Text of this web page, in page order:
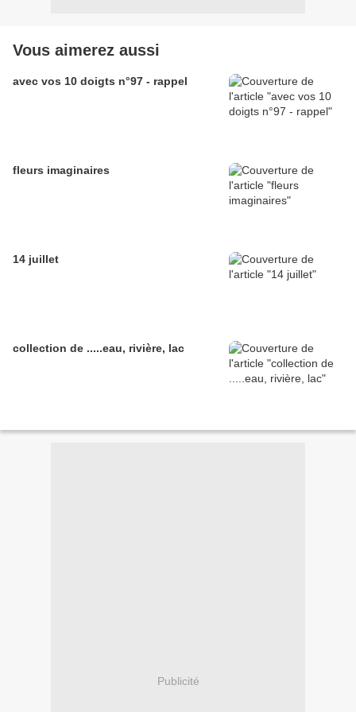
Vous aimerez aussi
avec vos 10 doigts n°97 - rappel
fleurs imaginaires
14 juillet
collection de .....eau, rivière, lac
Publicité